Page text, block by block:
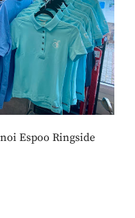
Espoo Ringside